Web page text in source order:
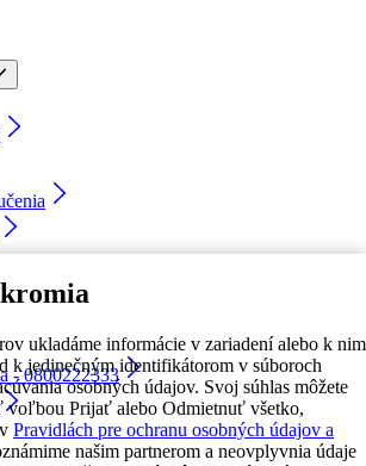
ukladáme informácie v zariadení alebo k nim
k jedinečným identifikátorom v súboroch
osobných údajov. Svoj súhlas môžete
voľbou Prijať alebo Odmietnuť všetko,
Pravidlách pre ochranu osobných údajov a
našim partnerom a neovplyvnia údaje
- 0800222333